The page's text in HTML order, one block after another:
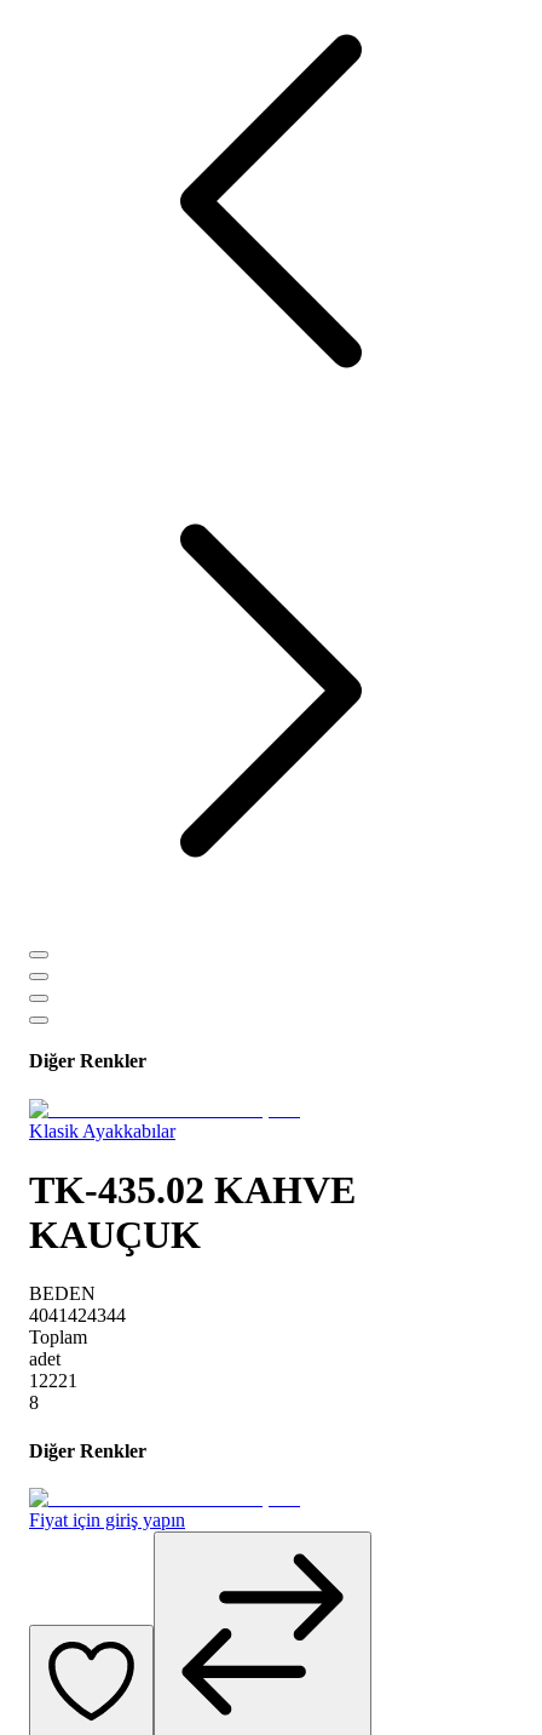
Diğer Renkler
Klasik Ayakkabılar
TK-435.02 KAHVE
KAUÇUK
BEDEN
4041424344
Toplam
adet
12221
8
Diğer Renkler
Fiyat için giriş yapın